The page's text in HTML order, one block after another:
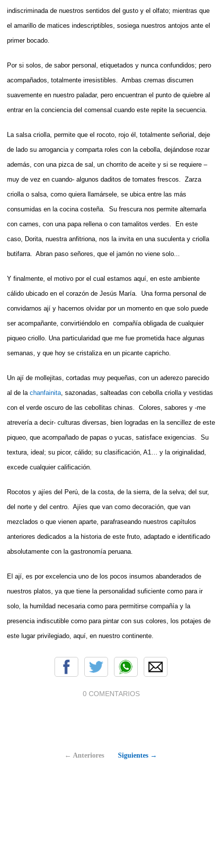
indiscriminada de nuestros sentidos del gusto y el olfato; mientras que
el amarillo de matices indescriptibles, sosiega nuestros antojos ante el
primer bocado.
Por si solos, de sabor personal, etiquetados y nunca confundidos; pero
acompañados, totalmente irresistibles. Ambas cremas discurren
suavemente en nuestro paladar, pero encuentran el punto de quiebre al
entrar en la conciencia del comensal cuando este repite la secuencia.
La salsa criolla, permite que el rocoto, rojo él, totalmente señorial, deje
de lado su arrogancia y comparta roles con la cebolla, dejándose rozar
además, con una pizca de sal, un chorrito de aceite y si se requiere –
muy de vez en cuando- algunos daditos de tomates frescos. Zarza
criolla o salsa, como quiera llamársele, se ubica entre las más
consumidas en la cocina costeña. Su frescura nos permite alternarla
con carnes, con una papa rellena o con tamalitos verdes. En este
caso, Dorita, nuestra anfitriona, nos la invita en una suculenta y criolla
butifarra. Abran paso señores, que el jamón no viene solo...
Y finalmente, el motivo por el cual estamos aquí, en este ambiente
cálido ubicado en el corazón de Jesús María. Una forma personal de
convidarnos ají y hacernos olvidar por un momento en que solo puede
ser acompañante, convirtiéndolo en compañía obligada de cualquier
piqueo criollo. Una particularidad que me fue prometida hace algunas
semanas, y que hoy se cristaliza en un picante capricho.
Un ají de mollejitas, cortadas muy pequeñas, con un aderezo parecido
al de la chanfainita , sazonadas, salteadas con cebolla criolla y vestidas
con el verde oscuro de las cebollitas chinas. Colores, sabores y -me
atrevería a decir- culturas diversas, bien logradas en la sencillez de este
piqueo, que acompañado de papas o yucas, satisface exigencias. Su
textura, ideal; su picor, cálido; su clasificación, A1… y la originalidad,
excede cualquier calificación.
Rocotos y ajíes del Perú, de la costa, de la sierra, de la selva; del sur,
del norte y del centro. Ajíes que van como decoración, que van
mezclados o que vienen aparte, parafraseando nuestros capítulos
anteriores dedicados a la historia de este fruto, adaptado e identificado
absolutamente con la gastronomía peruana.
El ají, es por excelencia uno de los pocos insumos abanderados de
nuestros platos, ya que tiene la personalidad suficiente como para ir
solo, la humildad necesaria como para permitirse compañía y la
presencia indiscutible como para pintar con sus colores, los potajes de
este lugar privilegiado, aquí, en nuestro continente.
0 COMENTARIOS
← Anteriores Siguientes →